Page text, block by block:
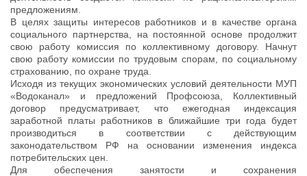
предложениям.
В целях защиты интересов работников и в качестве органа
социального партнерства, на постоянной основе продолжит
свою работу комиссия по коллективному договору. Начнут
свою работу комиссии по трудовым спорам, по социальному
страхованию, по охране труда.
Исходя из текущих экономических условий деятельности МУП
«Водоканал» и предложений Профсоюза, Коллективный
договор предусматривает, что ежегодная индексация
заработной платы работников в ближайшие три года будет
производиться в соответствии с действующим
законодательством РФ на основании изменения индекса
потребительских цен.
Для обеспечения занятости и сохранения